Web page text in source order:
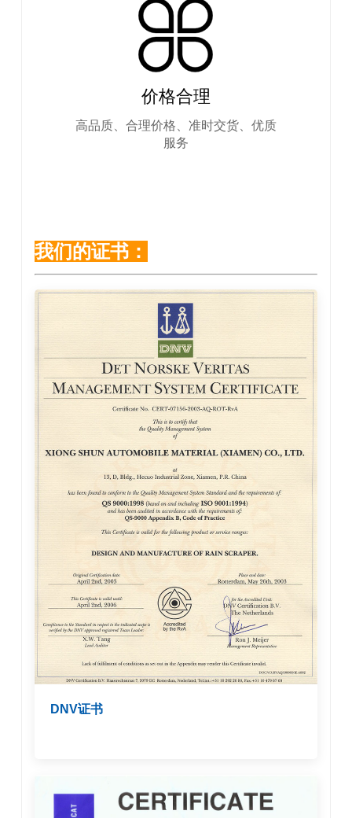
价格合理
高品质、合理价格、准时交货、优质
服务
我们的证书：
DNV证书